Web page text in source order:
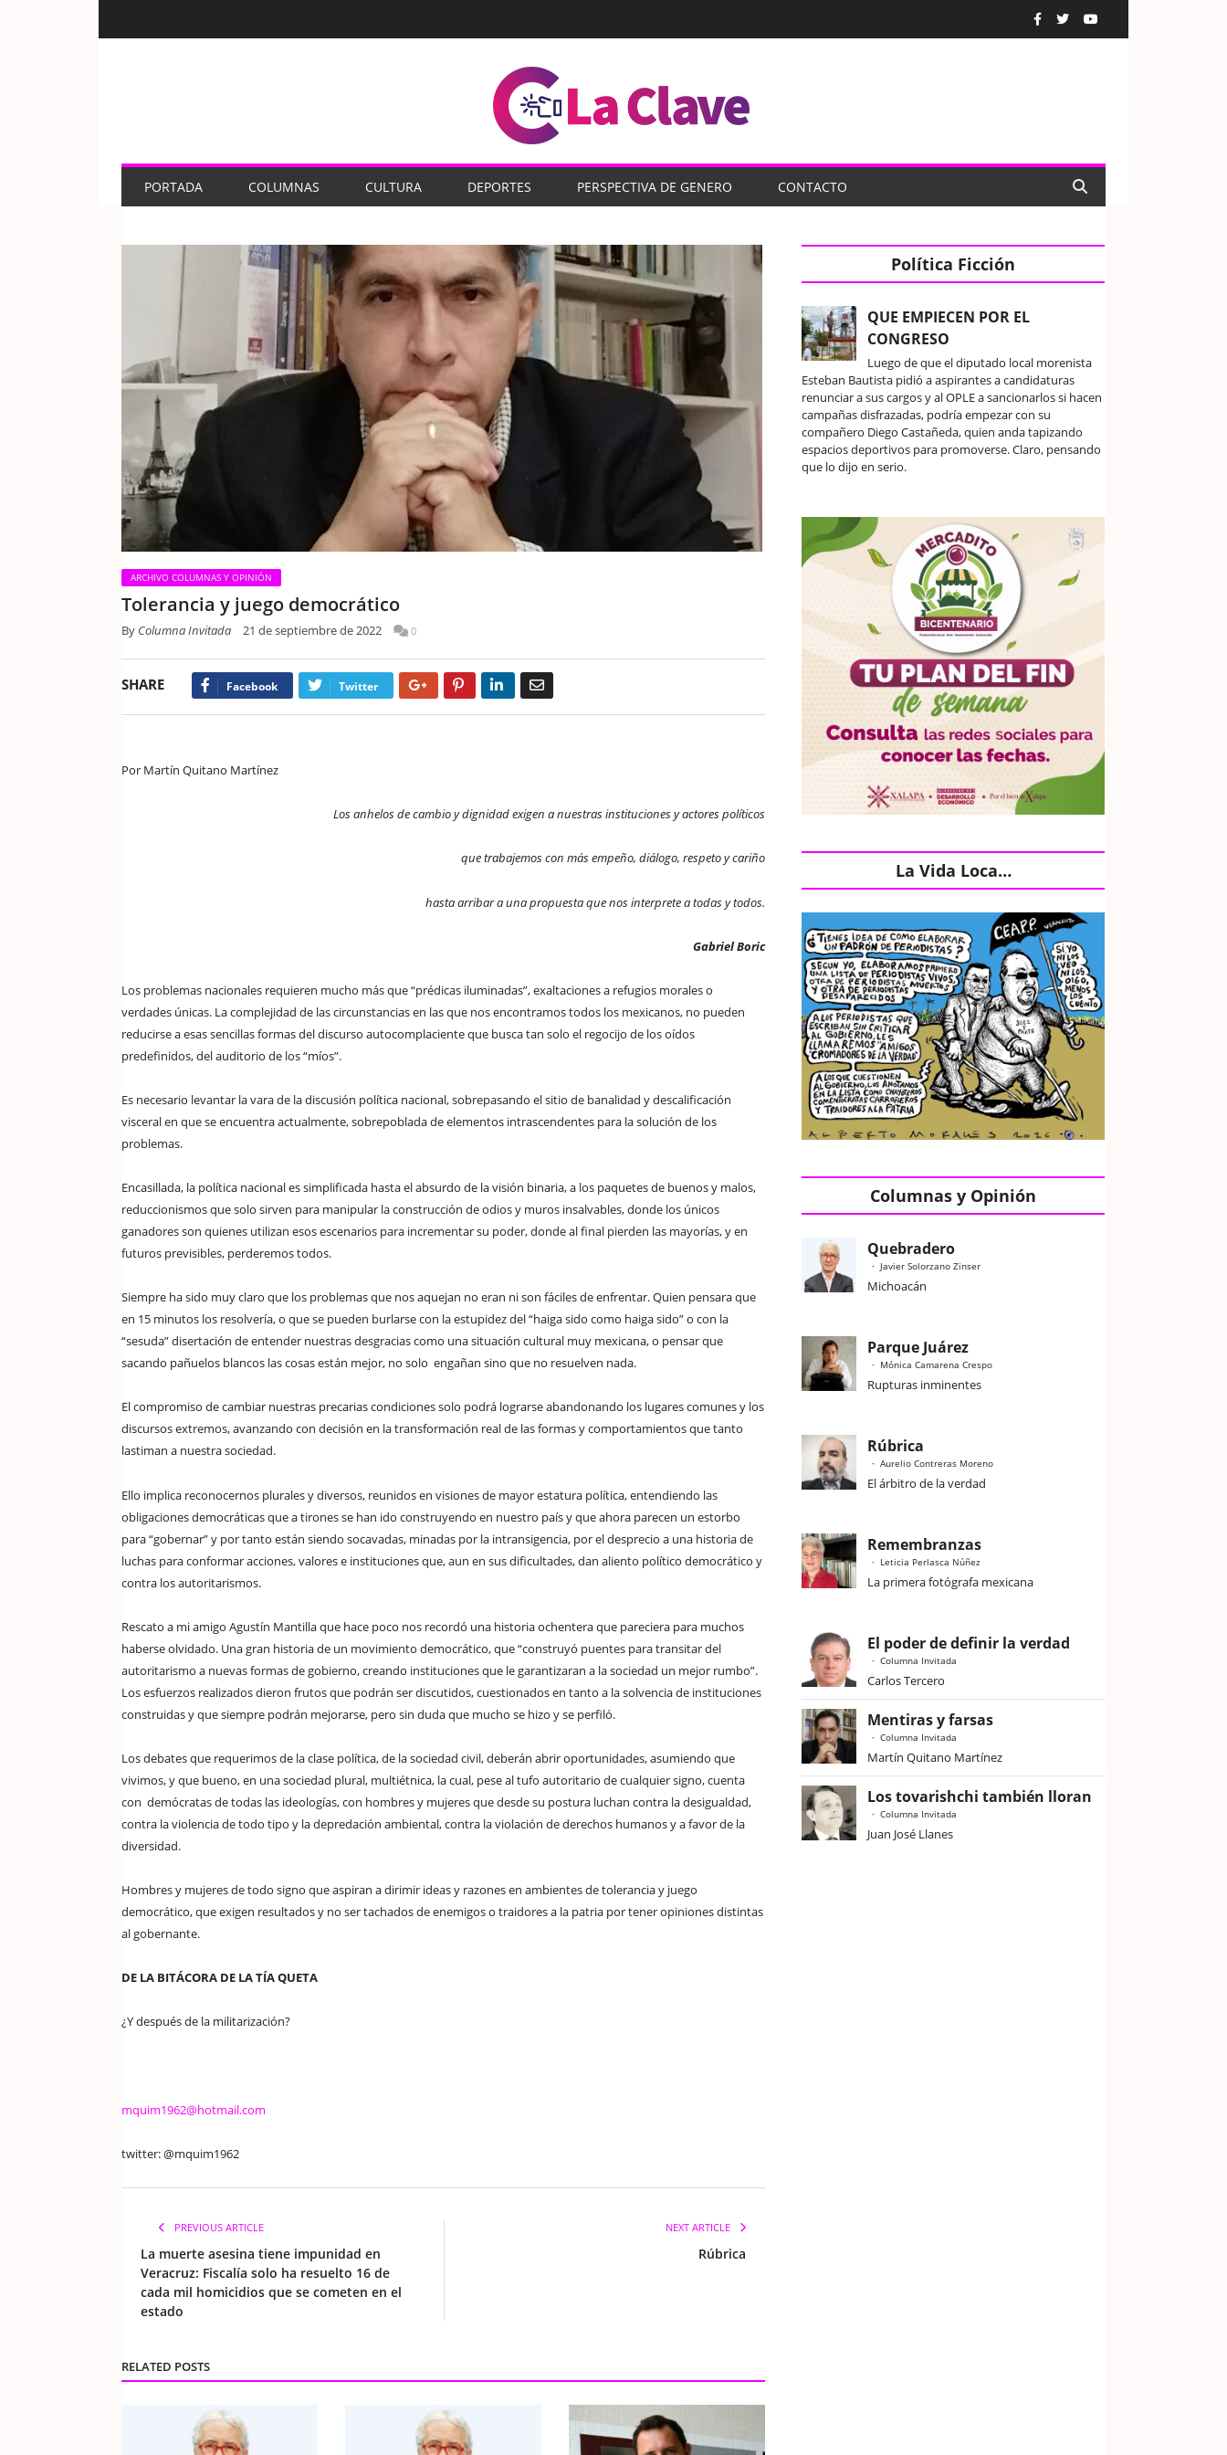
PORTADA COLUMNAS CULTURA DEPORTES PERSPECTIVA DE GENERO CONTACTO
ARCHIVO COLUMNAS Y OPINIÓN
Tolerancia y juego democrático
By Columna Invitada 21 de septiembre de 2022 0
SHARE Facebook Twitter Google+ Pinterest LinkedIn
Por Martín Quitano Martínez
Los anhelos de cambio y dignidad exigen a nuestras instituciones y actores políticos
que trabajemos con más empeño, diálogo, respeto y cariño
hasta arribar a una propuesta que nos interprete a todas y todos.
Gabriel Boric
Los problemas nacionales requieren mucho más que “prédicas iluminadas”, exaltaciones a refugios morales o
verdades únicas. La complejidad de las circunstancias en las que nos encontramos todos los mexicanos, no pueden
reducirse a esas sencillas formas del discurso autocomplaciente que busca tan solo el regocijo de los oídos
predefinidos, del auditorio de los “míos”.
Es necesario levantar la vara de la discusión política nacional, sobrepasando el sitio de banalidad y descalificación
visceral en que se encuentra actualmente, sobrepoblada de elementos intrascendentes para la solución de los
problemas.
Encasillada, la política nacional es simplificada hasta el absurdo de la visión binaria, a los paquetes de buenos y malos,
reduccionismos que solo sirven para manipular la construcción de odios y muros insalvables, donde los únicos
ganadores son quienes utilizan esos escenarios para incrementar su poder, donde al final pierden las mayorías, y en
futuros previsibles, perderemos todos.
Siempre ha sido muy claro que los problemas que nos aquejan no eran ni son fáciles de enfrentar. Quien pensara que
en 15 minutos los resolvería, o que se pueden burlarse con la estupidez del “haiga sido como haiga sido” o con la
“sesuda” disertación de entender nuestras desgracias como una situación cultural muy mexicana, o pensar que
sacando pañuelos blancos las cosas están mejor, no solo engañan sino que no resuelven nada.
El compromiso de cambiar nuestras precarias condiciones solo podrá lograrse abandonando los lugares comunes y los
discursos extremos, avanzando con decisión en la transformación real de las formas y comportamientos que tanto
lastiman a nuestra sociedad.
Ello implica reconocernos plurales y diversos, reunidos en visiones de mayor estatura política, entendiendo las
obligaciones democráticas que a tirones se han ido construyendo en nuestro país y que ahora parecen un estorbo
para “gobernar” y por tanto están siendo socavadas, minadas por la intransigencia, por el desprecio a una historia de
luchas para conformar acciones, valores e instituciones que, aun en sus dificultades, dan aliento político democrático y
contra los autoritarismos.
Rescato a mi amigo Agustín Mantilla que hace poco nos recordó una historia ochentera que pareciera para muchos
haberse olvidado. Una gran historia de un movimiento democrático, que “construyó puentes para transitar del
autoritarismo a nuevas formas de gobierno, creando instituciones que le garantizaran a la sociedad un mejor rumbo”.
Los esfuerzos realizados dieron frutos que podrán ser discutidos, cuestionados en tanto a la solvencia de instituciones
construidas y que siempre podrán mejorarse, pero sin duda que mucho se hizo y se perfiló.
Los debates que requerimos de la clase política, de la sociedad civil, deberán abrir oportunidades, asumiendo que
vivimos, y que bueno, en una sociedad plural, multiétnica, la cual, pese al tufo autoritario de cualquier signo, cuenta
con demócratas de todas las ideologías, con hombres y mujeres que desde su postura luchan contra la desigualdad,
contra la violencia de todo tipo y la depredación ambiental, contra la violación de derechos humanos y a favor de la
diversidad.
Hombres y mujeres de todo signo que aspiran a dirimir ideas y razones en ambientes de tolerancia y juego
democrático, que exigen resultados y no ser tachados de enemigos o traidores a la patria por tener opiniones distintas
al gobernante.
DE LA BITÁCORA DE LA TÍA QUETA
¿Y después de la militarización?
mquim1962@hotmail.com
twitter: @mquim1962
PREVIOUS ARTICLE
La muerte asesina tiene impunidad en
Veracruz: Fiscalía solo ha resuelto 16 de
cada mil homicidios que se cometen en el
estado
NEXT ARTICLE
Rúbrica
RELATED POSTS
Política Ficción
QUE EMPIECEN POR EL
CONGRESO
Luego de que el diputado local morenista
Esteban Bautista pidió a aspirantes a candidaturas
renunciar a sus cargos y al OPLE a sancionarlos si hacen
campañas disfrazadas, podría empezar con su
compañero Diego Castañeda, quien anda tapizando
espacios deportivos para promoverse. Claro, pensando
que lo dijo en serio.
La Vida Loca…
Columnas y Opinión
Quebradero
Javier Solorzano Zinser
Michoacán
Parque Juárez
Mónica Camarena Crespo
Rupturas inminentes
Rúbrica
Aurelio Contreras Moreno
El árbitro de la verdad
Remembranzas
Leticia Perlasca Núñez
La primera fotógrafa mexicana
El poder de definir la verdad
Columna Invitada
Carlos Tercero
Mentiras y farsas
Columna Invitada
Martín Quitano Martínez
Los tovarishchi también lloran
Columna Invitada
Juan José Llanes